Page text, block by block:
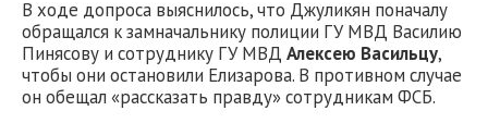
В ходе допроса выяснилось, что Джуликян поначалу
обращался к замначальнику полиции ГУ МВД Василию
Пинясову и сотруднику ГУ МВД Алексею Васильцу,
чтобы они остановили Елизарова. В противном случае
он обещал «рассказать правду» сотрудникам ФСБ.